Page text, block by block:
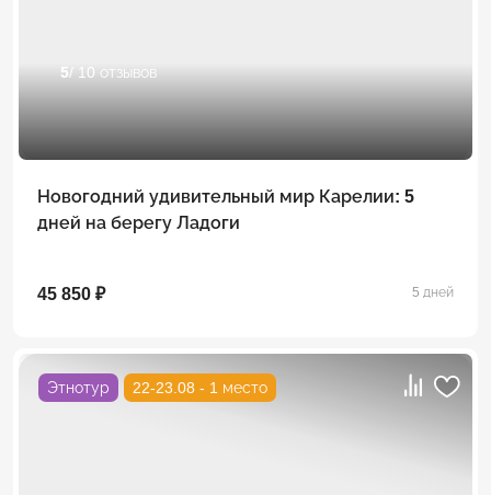
5/ 10 отзывов
Новогодний удивительный мир Карелии: 5
дней на берегу Ладоги
45 850 ₽ 5 дней
Этнотур 22-23.08 - 1 место